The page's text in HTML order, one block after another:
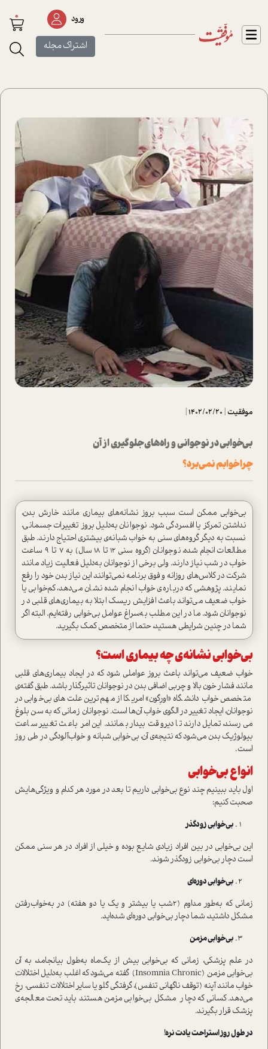
ورود
اشتراک مجله
0
موفقیت|
1402/02/20
|
بی‌خوابی در نوجوانی و راه‌های جلوگیری از آن
چرا خوابم نمی‌برد؟
بی‌خوابی ممکن است سبب بروز نشانه‌های بیماری مانند خارش بدن،
نداشتن تمرکز یا افسردگی شود. نوجوانان به‌دلیل بروز تغییرات جسمانی،
نسبت به دیگر گروه‌های سنی به خواب شبانه‌ی بیشتری احتیاج دارند. طبق
مطالعات انجام شده، نوجوانان (گروه سنی 12 تا 18 سال) به 7 تا 9 ساعت
خواب در شب نیاز دارند. ولی برخی از نوجوانان به‌دلیل فعالیت زیاد مانند
شرکت در کلاس‌های روزانه و فوق برنامه نمی‌توانند این نیاز بدن خود را رفع
نمایند. پژوهشی که درباره‌ی خواب انجام شده نشان می‌دهد، کم‌خوابی یا
خواب ضعیف می‌تواند باعث افزایش ریسک ابتلا به بیماری‌های قلبی در
نوجوانان شود. ما در این مطلب به‌سراغ عوامل بی‌خوابی رفته‌ایم. البته اگر
شما در چنین شرایطی هستید، حتما از متخصص کمک بگیرید.
بی‌خوابی نشانه‌ی چه بیماری است؟
خواب ضعیف می‌تواند باعث بروز عواملی شود که در ایجاد بیماری‌های قلبی
مانند فشار خون بالا و چربی اضافی بدن در نوجوانان تاثیرگذار باشد. طبق گفته‌ی
متخصص خواب دانشگاه «اورِگون» امریکا از مهم‌ترین علت‌های بی‌خوابی در
نوجوانان، ایجاد تغییر در الگوی خواب آن‌ها است. نوجوانان زمانی که به سن بلوغ
می‌رسند، تمایل دارند تا دیروقت بیدار بمانند. این امر باعث تغییر ساعت
بیولوژیک بدن می‌شود که نتیجه‌ی آن، بی‌خوابی شبانه و خواب‌آلودگی در طی روز
است.
انواع بی‌خوابی
اول باید ببینیم چند نوع بی‌خوابی داریم تا بعد در مورد هر کدام و ویژگی‌هایش
صحبت کنیم:
بی‌خوابی زودگذر
این بی‌خوابی در بین افراد زیادی شایع بوده و خیلی از افراد در هر سنی ممکن
است دچار بی‌خوابی زودگذر شوند.
بی‌خوابی دوره‌ای
زمانی که به‌طور مداوم (2شب یا بیشتر و یک یا دو هفته) در به‌خواب‌رفتن
مشکل داشتید، شما دچار بی‌خوابی دوره‌ای شده‌اید.
بی‌خوابی مزمن
در علم پزشکی، زمانی که بی‌خوابی بیش از یک‌ماه به‌طول بیانجامد، به آن
بی‌خوابی مزمن (Insomnia Chronic) گفته می‌شود که اغلب به‌دلیل اختلالات
خواب مانند آپنه (توقف ناگهانی تنفس)، گرفتگی گلو یا سایر اختلالات تنفسی، رخ
می‌دهد. کسانی که دچار مشکل بی‌خوابی مزمن هستند باید تحت معالجه‌ی
پزشک قرار بگیرند.
در طول روز استراحت یادت نره!